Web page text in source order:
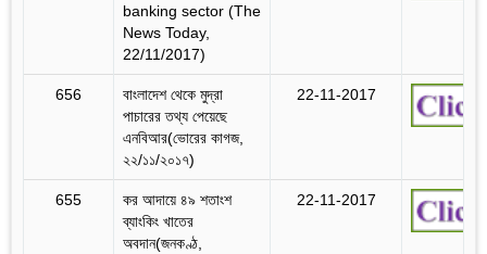
banking sector (The
News Today,
22/11/2017)
656
বাংলাদেশ থেকে মুদ্রা
পাচারের তথ্য পেয়েছে
এনবিআর(ভোরের কাগজ,
২২/১১/২০১৭)
22-11-2017
655
কর আদায়ে ৪৯ শতাংশ
ব্যাংকিং খাতের
অবদান(জনকণ্ঠ,
22-11-2017